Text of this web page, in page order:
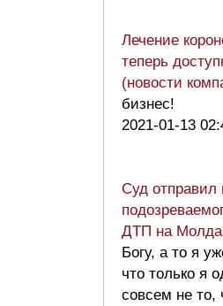
Лечение
теперь
(новости
бизнес!
2021-01-13
Суд
ДТП на
Богу, а то я
что только я
совсем не то,